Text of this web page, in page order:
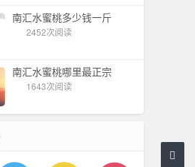
南汇水蜜桃多少钱一斤
2452次阅读
南汇水蜜桃哪里最正宗
1643次阅读